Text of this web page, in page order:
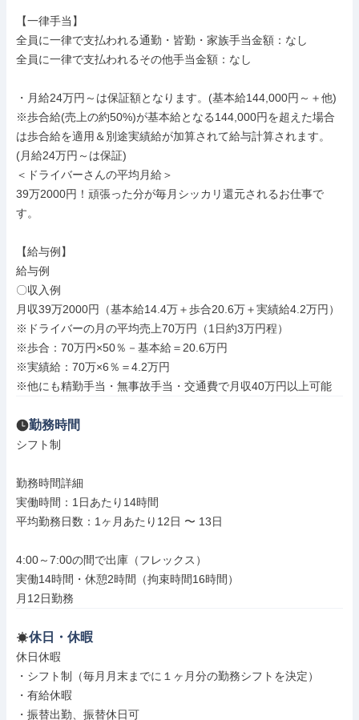
【一律手当】
全員に一律で支払われる通勤・皆勤・家族手当金額：なし
全員に一律で支払われるその他手当金額：なし
・月給24万円～は保証額となります。(基本給144,000円～＋他)
※歩合給(売上の約50%)が基本給となる144,000円を超えた場合
は歩合給を適用＆別途実績給が加算されて給与計算されます。
(月給24万円～は保証)
＜ドライバーさんの平均月給＞
39万2000円！頑張った分が毎月シッカリ還元されるお仕事で
す。
【給与例】
給与例
〇収入例
月収39万2000円（基本給14.4万＋歩合20.6万＋実績給4.2万円）
※ドライバーの月の平均売上70万円（1日約3万円程）
※歩合：70万円×50％－基本給＝20.6万円
※実績給：70万×6％＝4.2万円
※他にも精勤手当・無事故手当・交通費で月収40万円以上可能
勤務時間
シフト制
勤務時間詳細
実働時間：1日あたり14時間
平均勤務日数：1ヶ月あたり12日 〜 13日
4:00～7:00の間で出庫（フレックス）
実働14時間・休憩2時間（拘束時間16時間）
月12日勤務
休日・休暇
休日休暇
・シフト制（毎月月末までに１ヶ月分の勤務シフトを決定）
・有給休暇
・振替出勤、振替休日可